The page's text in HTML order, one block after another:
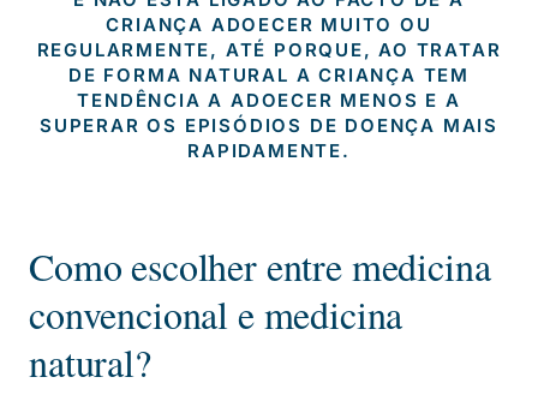
CRIANÇA ADOECER MUITO OU
REGULARMENTE, ATÉ PORQUE, AO TRATAR
DE FORMA NATURAL A CRIANÇA TEM
TENDÊNCIA A ADOECER MENOS E A
SUPERAR OS EPISÓDIOS DE DOENÇA MAIS
RAPIDAMENTE.
Como escolher entre medicina
convencional e medicina
natural?